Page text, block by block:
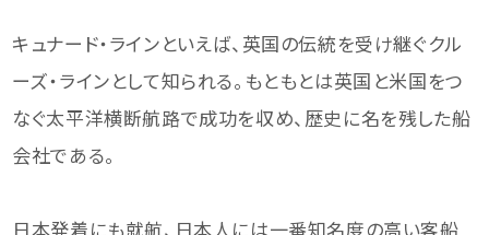
キュナード・ラインといえば、英国の伝統を受け継ぐクル
ーズ・ラインとして知られる。もともとは英国と米国をつ
なぐ太平洋横断航路で成功を収め、歴史に名を残した船
会社である。
日本発着にも就航、日本人には一番知名度の高い客船